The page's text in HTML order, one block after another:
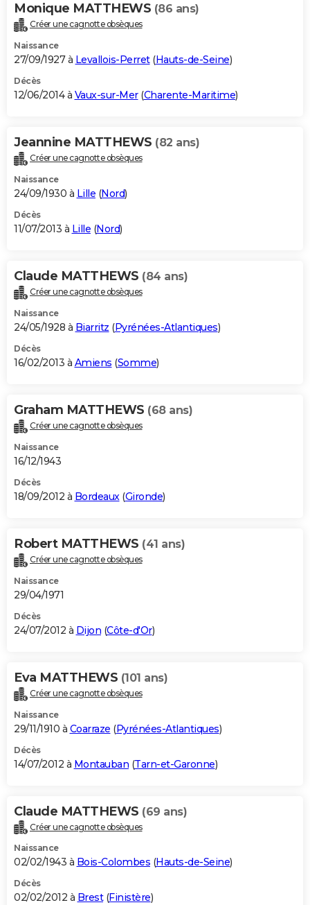
Monique MATTHEWS (86 ans)
Créer une cagnotte obsèques
Naissance
27/09/1927 à Levallois-Perret(Hauts-de-Seine)
Décès
12/06/2014 à Vaux-sur-Mer(Charente-Maritime)
Jeannine MATTHEWS (82 ans)
Créer une cagnotte obsèques
Naissance
24/09/1930 à Lille (Nord)
Décès
11/07/2013 à Lille (Nord)
Claude MATTHEWS (84 ans)
Créer une cagnotte obsèques
Naissance
24/05/1928 à Biarritz (Pyrénées-Atlantiques)
Décès
16/02/2013 à Amiens (Somme)
Graham MATTHEWS (68 ans)
Créer une cagnotte obsèques
Naissance
16/12/1943
Décès
18/09/2012 à Bordeaux(Gironde)
Robert MATTHEWS (41 ans)
Créer une cagnotte obsèques
Naissance
29/04/1971
Décès
24/07/2012 à Dijon (Côte-d'Or)
Eva MATTHEWS (101 ans)
Créer une cagnotte obsèques
Naissance
29/11/1910 à Coarraze (Pyrénées-Atlantiques)
Décès
14/07/2012 à Montauban (Tarn-et-Garonne)
Claude MATTHEWS (69 ans)
Créer une cagnotte obsèques
Naissance
02/02/1943 à Bois-Colombes (Hauts-de-Seine)
Décès
02/02/2012 à Brest(Finistère)